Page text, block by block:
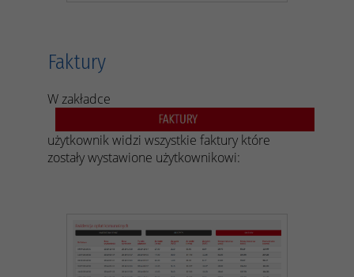
Faktury
W zakładce
użytkownik widzi wszystkie faktury które
zostały wystawione użytkownikowi: